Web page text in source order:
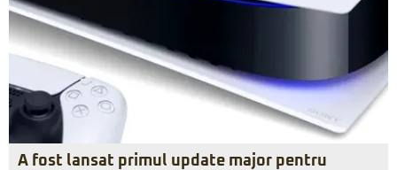
A fost lansat primul update major pentru